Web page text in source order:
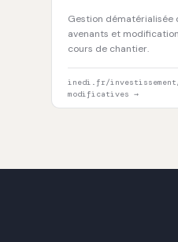
Gestion dématérialisée
avenants et
cours de chantier.
inedi.fr/
modificatives →